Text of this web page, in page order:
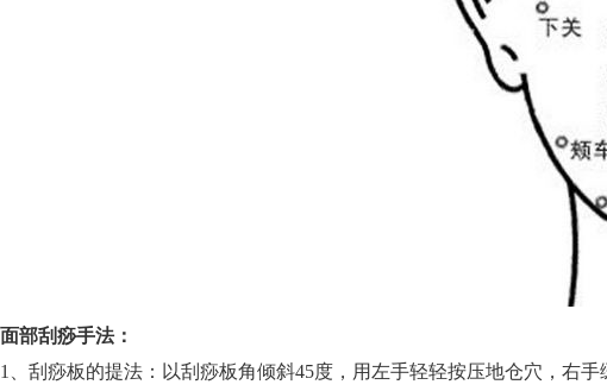
面部刮痧手法：
1、刮痧板的提法：以刮痧板角倾斜45度，用左手轻轻按压地仓穴，右手